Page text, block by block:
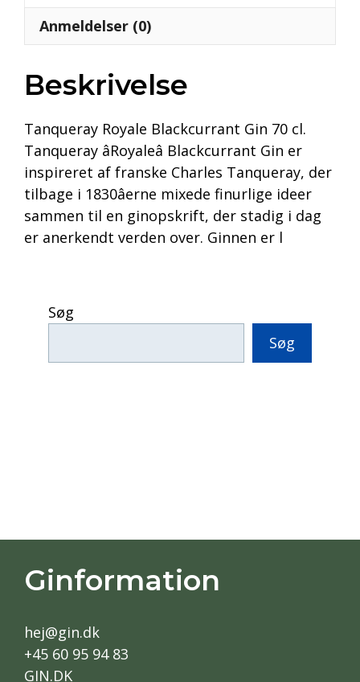
Anmeldelser (0)
Beskrivelse
Tanqueray Royale Blackcurrant Gin 70 cl.
Tanqueray âRoyaleâ Blackcurrant Gin er
inspireret af franske Charles Tanqueray, der
tilbage i 1830âerne mixede finurlige ideer
sammen til en ginopskrift, der stadig i dag
er anerkendt verden over. Ginnen er l
Søg
Søg
Ginformation
hej@gin.dk
+45 60 95 94 83
GIN.DK